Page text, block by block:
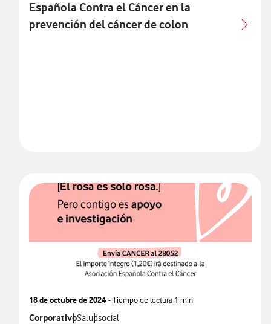
Española Contra el Cáncer en la
prevención del cáncer de colon
18 de octubre de 2024 - Tiempo de lectura 1 min
Ver más notas de prensa relacionados con
CorporativoVer más notas de prensa relacionados con
SaludVer más notas de prensa relacionados con
social